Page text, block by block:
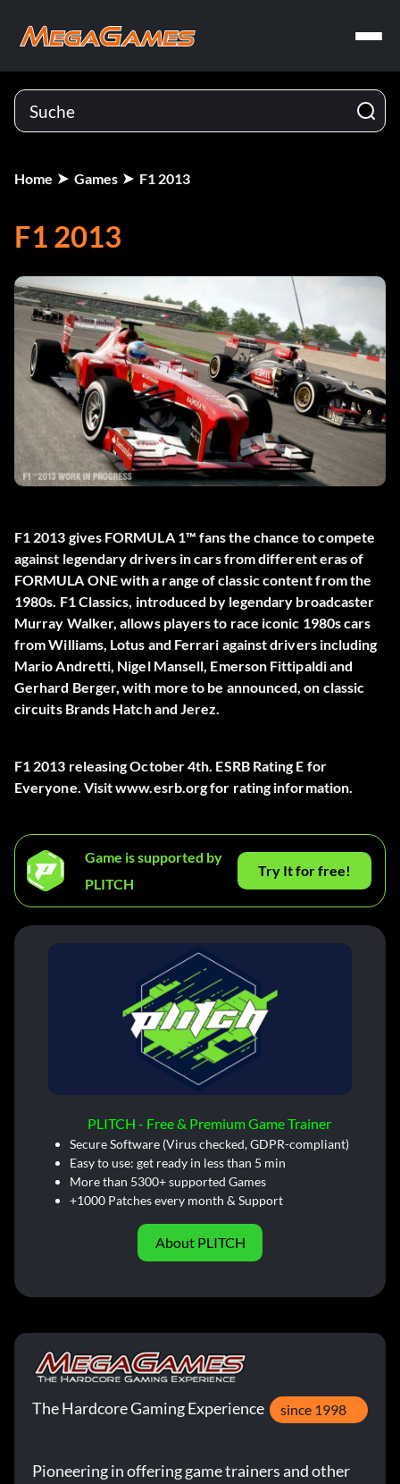
Home Games F1 2013
F1 2013
F1 2013 gives FORMULA 1™ fans the chance to compete
against legendary drivers in cars from different eras of
FORMULA ONE with a range of classic content from the
1980s. F1 Classics, introduced by legendary broadcaster
Murray Walker, allows players to race iconic 1980s cars
from Williams, Lotus and Ferrari against drivers including
Mario Andretti, Nigel Mansell, Emerson Fittipaldi and
Gerhard Berger, with more to be announced, on classic
circuits Brands Hatch and Jerez.
F1 2013 releasing October 4th. ESRB Rating E for
Everyone. Visit www.esrb.org for rating information.
Game is supported by
PLITCH
Try It for free!
PLITCH - Free & Premium Game Trainer
Secure Software (Virus checked, GDPR-compliant)
Easy to use: get ready in less than 5 min
More than 5300+ supported Games
+1000 Patches every month & Support
About PLITCH
The Hardcore Gaming Experience since 1998
Pioneering in offering game trainers and other